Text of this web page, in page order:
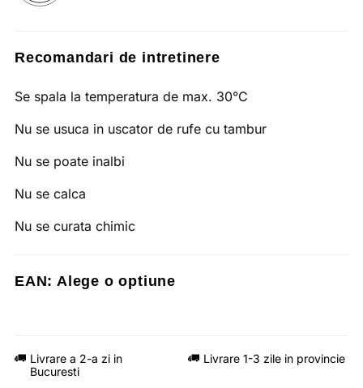
Recomandari de intretinere
Se spala la temperatura de max. 30°C
Nu se usuca in uscator de rufe cu tambur
Nu se poate inalbi
Nu se calca
Nu se curata chimic
EAN: Alege o optiune
Livrare a 2-a zi in
Bucuresti
Livrare 1-3 zile in provincie